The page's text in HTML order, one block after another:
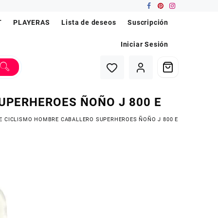
PLAYERAS Lista de deseos Suscripción
Iniciar Sesión
ÑOÑO J 800 E
CICLISMO HOMBRE CABALLERO SUPERHEROES ÑOÑO J 800 E